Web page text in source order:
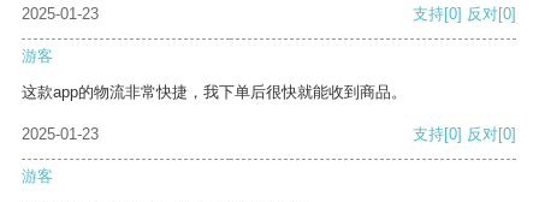
2025-01-23
支持[0] 反对[0]
游客
这款app的物流非常快捷，我下单后很快就能收到商品。
2025-01-23 支持[0] 反对[0]
游客